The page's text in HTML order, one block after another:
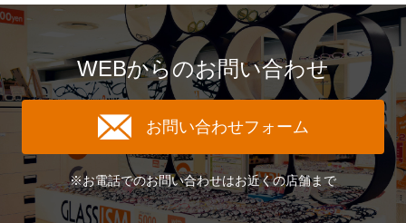
WEBからのお問い合わせ
お問い合わせフォーム
※お電話でのお問い合わせはお近くの店舗まで